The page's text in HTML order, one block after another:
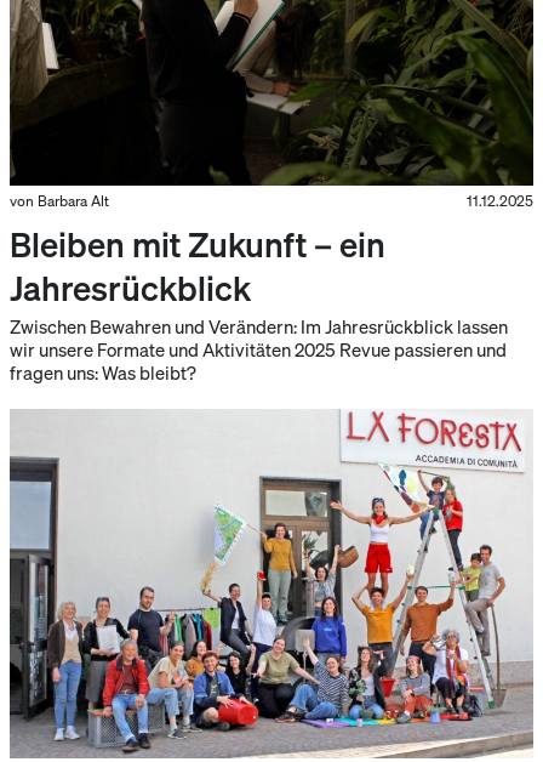
von Barbara Alt 11.12.2025
Bleiben mit Zukunft – ein
Jahresrückblick
Zwischen Bewahren und Verändern: Im Jahresrückblick lassen
wir unsere Formate und Aktivitäten 2025 Revue passieren und
fragen uns: Was bleibt?